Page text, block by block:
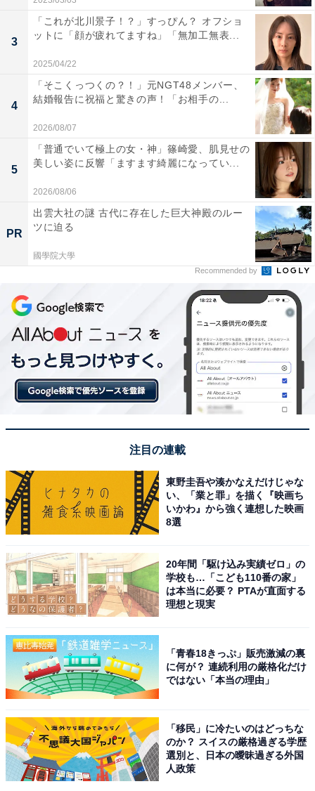
3
「これが北川景子！？」すっぴん？ オフショ
ットに「顔が疲れてますね」「無加工無表...
2025/04/22
4
「そこくっつくの？！」元NGT48メンバー、
結婚報告に祝福と驚きの声！「お相手の...
2026/08/07
5
「普通でいて極上の女・神」篠崎愛、肌見せの
美しい姿に反響「ますます綺麗になってい...
2026/08/06
PR
出雲大社の謎 古代に存在した巨大神殿のルー
ツに迫る
國學院大學
Recommended by
注目の連載
東野圭吾や湊かなえだけじゃな
い、「業と罪」を描く『映画ち
いかわ』から強く連想した映画
8選
20年間「駆け込み実績ゼロ」の
学校も…「こども110番の家」
は本当に必要？ PTAが直面する
理想と現実
「青春18きっぷ」販売激減の裏
に何が？ 連続利用の厳格化だけ
ではない「本当の理由」
「移民」に冷たいのはどっちな
のか？ スイスの厳格過ぎる学歴
選別と、日本の曖昧過ぎる外国
人政策